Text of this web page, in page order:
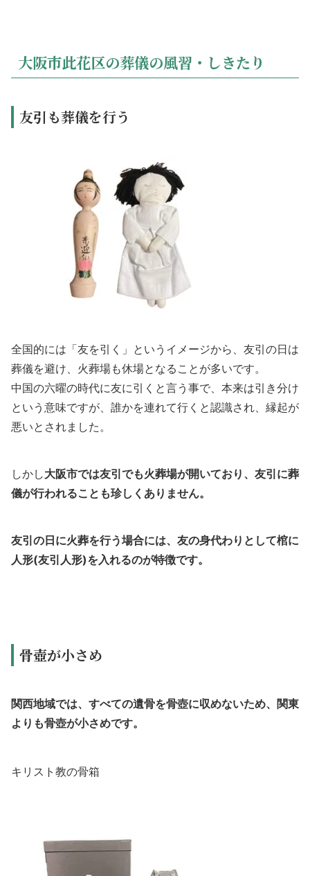
大阪市此花区の葬儀の風習・しきたり
友引も葬儀を行う
全国的には「友を引く」というイメージから、友引の日は
葬儀を避け、火葬場も休場となることが多いです。
中国の六曜の時代に友に引くと言う事で、本来は引き分け
という意味ですが、誰かを連れて行くと認識され、縁起が
悪いとされました。
しかし大阪市では友引でも火葬場が開いており、友引に葬
儀が行われることも珍しくありません。
友引の日に火葬を行う場合には、友の身代わりとして棺に
人形(友引人形)を入れるのが特徴です。
骨壺が小さめ
関西地域では、すべての遺骨を骨壺に収めないため、関東
よりも骨壺が小さめです。
キリスト教の骨箱